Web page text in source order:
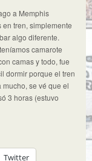
a Memphis
en tren, simplemente
algo diferente.
camarote
camas y todo, fue
dormir porque el tren
mucho, se vé que el
3 horas (estuvo
Twitter